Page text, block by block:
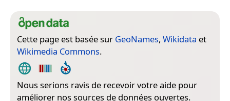
Cette page est basée sur GeoNames, Wikidata et
Wikimedia Commons.
Nous serions ravis de recevoir votre aide pour
améliorer nos sources de données ouvertes.